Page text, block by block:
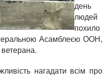
день
людей
похило
Асамблеєю ООН,
ветерана.
нагадати всім про